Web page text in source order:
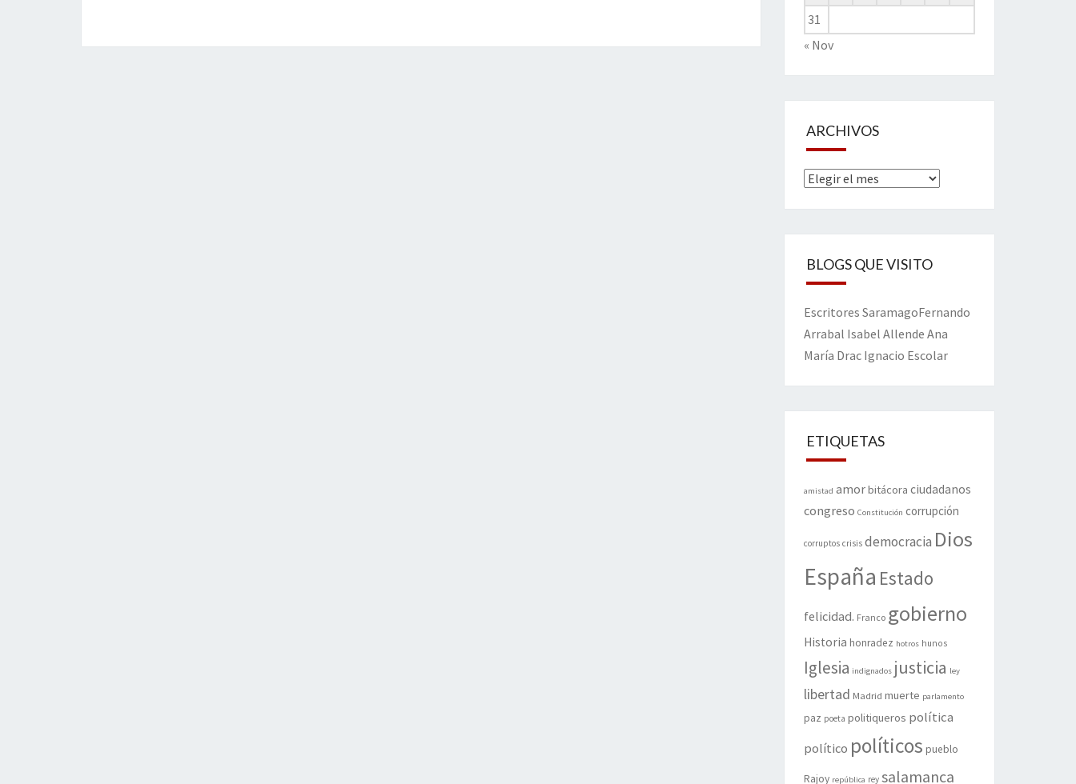
31
« Nov
ARCHIVOS
Archivos
BLOGS QUE VISITO
Escritores SaramagoFernando
Arrabal Isabel Allende Ana
María Drac Ignacio Escolar
ETIQUETAS
amistad amorbitácora ciudadanos
congreso Constitución corrupción
corruptos crisis democracia Dios
España Estado
felicidad. Franco gobierno
Historia honradez hotros hunos
Iglesia indignados justicia ley
libertad Madrid muerte parlamento
paz poeta politiqueros política
político políticos pueblo
Rajoy república rey salamanca